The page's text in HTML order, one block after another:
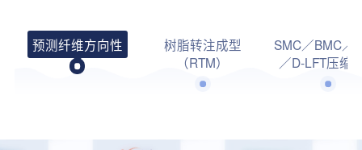
预测纤维方向性
树脂转注成型
（RTM）
SMC／BMC／
／D-LFT压缩